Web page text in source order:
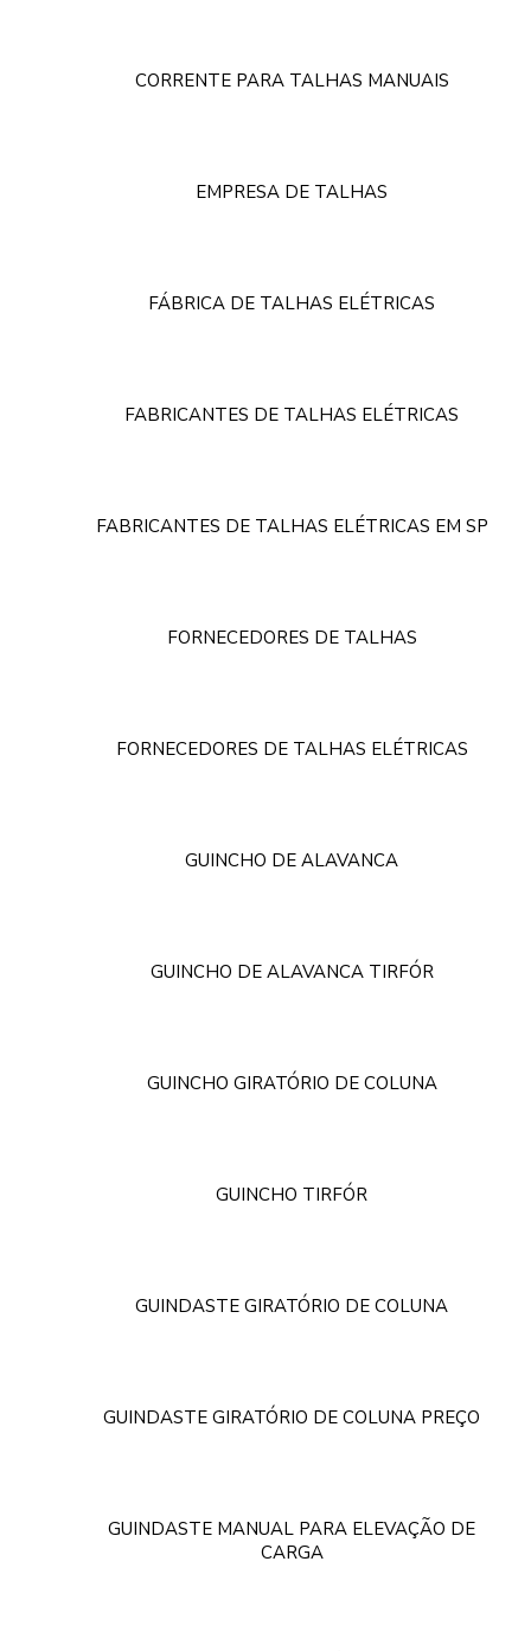
CORRENTE PARA TALHAS MANUAIS
EMPRESA DE TALHAS
FÁBRICA DE TALHAS ELÉTRICAS
FABRICANTES DE TALHAS ELÉTRICAS
FABRICANTES DE TALHAS ELÉTRICAS EM SP
FORNECEDORES DE TALHAS
FORNECEDORES DE TALHAS ELÉTRICAS
GUINCHO DE ALAVANCA
GUINCHO DE ALAVANCA TIRFÓR
GUINCHO GIRATÓRIO DE COLUNA
GUINCHO TIRFÓR
GUINDASTE GIRATÓRIO DE COLUNA
GUINDASTE GIRATÓRIO DE COLUNA PREÇO
GUINDASTE MANUAL PARA ELEVAÇÃO DE
CARGA